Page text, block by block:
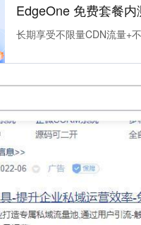
EdgeOne 免费套餐内
长期享受不限量CDN流量+